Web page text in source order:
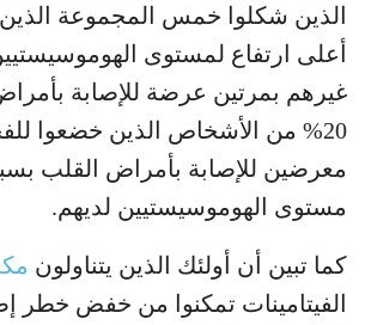
الذين شكلوا خمس المجموعة
أعلى ارتفاع لمستوى
غيرهم بمرتين عرضة للإصابة
20% من الأشخاص الذين خضعوا
معرضين للإصابة بأمراض القلب
مستوى الهوموسيستيين لديهم.
كما تبين أن أولئك الذين يتناولون
الفيتامينات تمكنوا من خفض خطر